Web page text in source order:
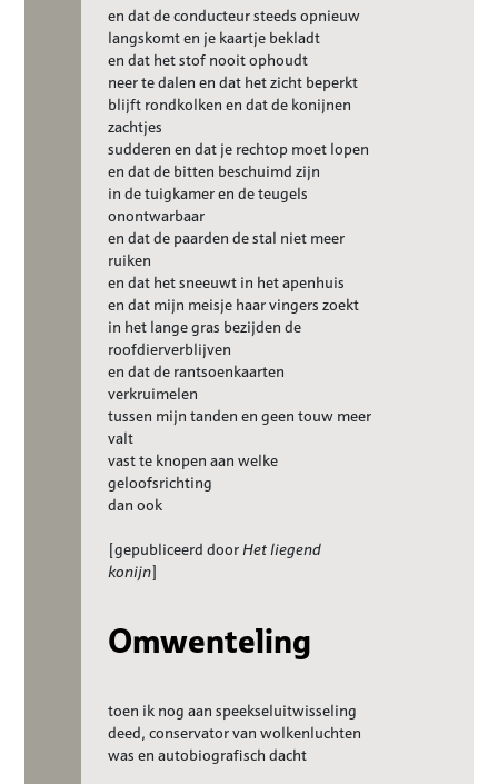
en dat de conducteur steeds opnieuw
langskomt en je kaartje bekladt
en dat het stof nooit ophoudt
neer te dalen en dat het zicht beperkt
blijft rondkolken en dat de konijnen
zachtjes
sudderen en dat je rechtop moet lopen
en dat de bitten beschuimd zijn
in de tuigkamer en de teugels
onontwarbaar
en dat de paarden de stal niet meer
ruiken
en dat het sneeuwt in het apenhuis
en dat mijn meisje haar vingers zoekt
in het lange gras bezijden de
roofdierverblijven
en dat de rantsoenkaarten
verkruimelen
tussen mijn tanden en geen touw meer
valt
vast te knopen aan welke
geloofsrichting
dan ook
[gepubliceerd doorHet liegend
konijn]
Omwenteling
toen ik nog aan speekseluitwisseling
deed, conservator van wolkenluchten
was en autobiografisch dacht